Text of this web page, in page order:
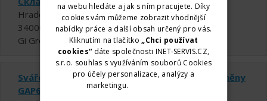
Hradec Králové
34000 - 34680 Kč za měsíc
Gi Group Czech Republic, s.r.o
Svářeč - TIG - práce na 4 dny v týdnu - ranní směny
GAP642
na webu hledáte a jak s ním pracujete. Díky
cookies vám můžeme zobrazit vhodnější
nabídky práce a další obsah určený pro vás.
Kliknutím na tlačítko„Chci používat
cookies“ dáte společnosti INET-SERVIS.CZ,
s.r.o. souhlas s využíváním souborů Cookies
pro účely personalizace, analýzy a
marketingu.